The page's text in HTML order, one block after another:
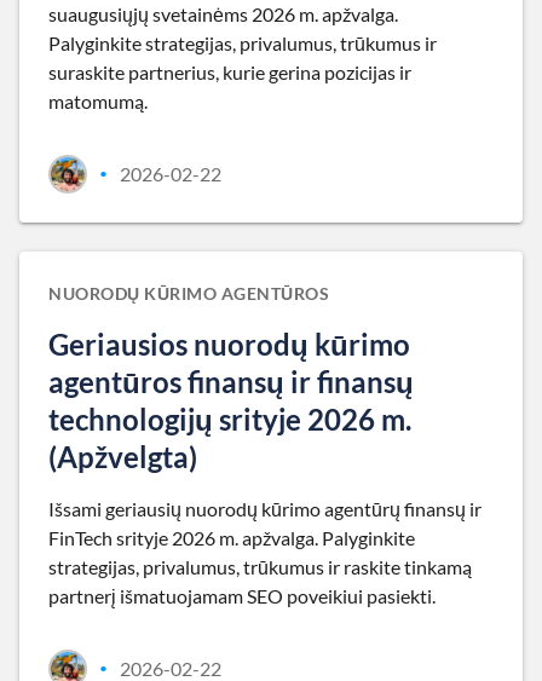
suaugusiųjų svetainėms 2026 m. apžvalga.
Palyginkite strategijas, privalumus, trūkumus ir
suraskite partnerius, kurie gerina pozicijas ir
matomumą.
• 2026-02-22
NUORODŲ KŪRIMO AGENTŪROS
Geriausios nuorodų kūrimo
agentūros finansų ir finansų
technologijų srityje 2026 m.
(Apžvelgta)
Išsami geriausių nuorodų kūrimo agentūrų finansų ir
FinTech srityje 2026 m. apžvalga. Palyginkite
strategijas, privalumus, trūkumus ir raskite tinkamą
partnerį išmatuojamam SEO poveikiui pasiekti.
• 2026-02-22